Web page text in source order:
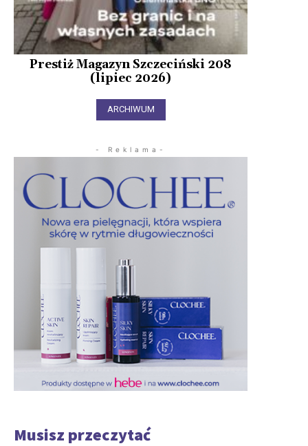
Prestiż Magazyn Szczeciński 208
(lipiec 2026)
ARCHIWUM
- Reklama-
Musisz przeczytać